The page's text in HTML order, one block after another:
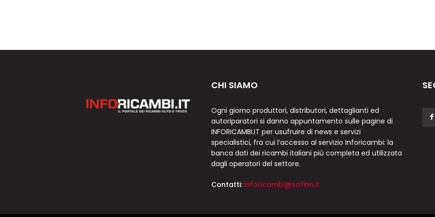
CHI SIAMO
Ogni giorno produttori, distributori, dettaglianti ed
autoriparatori si danno appuntamento sulle pagine di
INFORICAMBI.IT per usufruire di news e servizi
specialistici, fra cui l’accesso al servizio Inforicambi: la
banca dati dei ricambi italiani più completa ed utilizzata
dagli operatori del settore.
Contatti: inforicambi@sofinn.it